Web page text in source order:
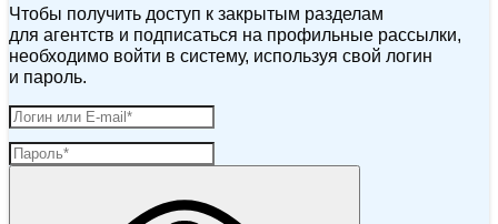
Чтобы получить доступ к закрытым разделам
для агентств и подписаться на профильные рассылки,
необходимо войти в систему, используя свой логин
и пароль.